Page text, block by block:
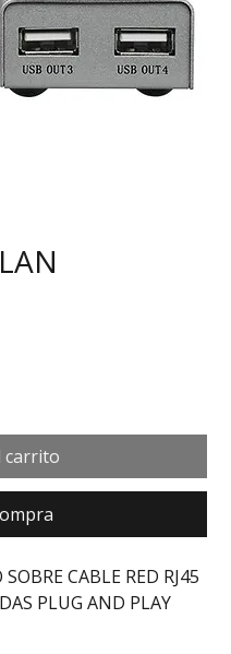
carrito
CABLE RED RJ45
PLUG AND PLAY